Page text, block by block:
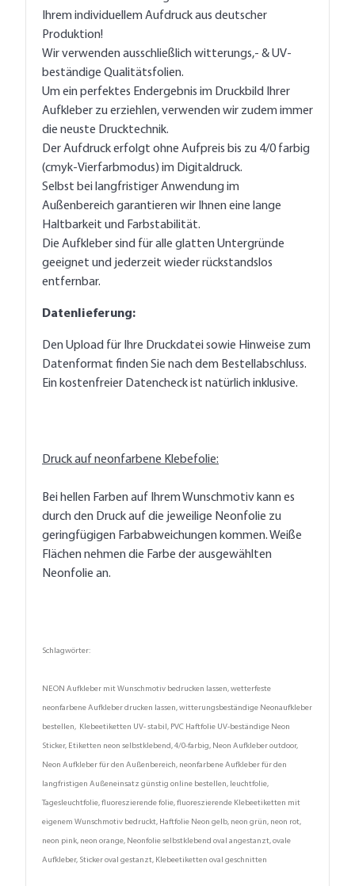
Ihrem individuellem Aufdruck aus deutscher
Produktion!
Wir verwenden ausschließlich witterungs,- & UV-
beständige Qualitätsfolien.
Um ein perfektes Endergebnis im Druckbild Ihrer
Aufkleber zu erziehlen, verwenden wir zudem immer
die neuste Drucktechnik.
Der Aufdruck erfolgt ohne Aufpreis bis zu 4/0 farbig
(cmyk-Vierfarbmodus) im Digitaldruck.
Selbst bei langfristiger Anwendung im
Außenbereich garantieren wir Ihnen eine lange
Haltbarkeit und Farbstabilität.
Die Aufkleber sind für alle glatten Untergründe
geeignet und jederzeit wieder rückstandslos
entfernbar.
Datenlieferung:
Den Upload für Ihre Druckdatei sowie Hinweise zum
Datenformat finden Sie nach dem Bestellabschluss.
Ein kostenfreier Datencheck ist natürlich inklusive.
Druck auf neonfarbene Klebefolie:
Bei hellen Farben auf Ihrem Wunschmotiv kann es
durch den Druck auf die jeweilige Neonfolie zu
geringfügigen Farbabweichungen kommen. Weiße
Flächen nehmen die Farbe der ausgewählten
Neonfolie an.
Schlagwörter:
NEON Aufkleber mit Wunschmotiv bedrucken lassen, wetterfeste
neonfarbene Aufkleber drucken lassen, witterungsbeständige Neonaufkleber
bestellen, Klebeetiketten UV- stabil, PVC Haftfolie UV-beständige Neon
Sticker, Etiketten neon selbstklebend, 4/0-farbig, Neon Aufkleber outdoor,
Neon Aufkleber für den Außenbereich, neonfarbene Aufkleber für den
langfristigen Außeneinsatz günstig online bestellen, leuchtfolie,
Tagesleuchtfolie, fluoreszierende folie, fluoreszierende Klebeetiketten mit
eigenem Wunschmotiv bedruckt, Haftfolie Neon gelb, neon grün, neon rot,
neon pink, neon orange, Neonfolie selbstklebend oval angestanzt, ovale
Aufkleber, Sticker oval gestanzt, Klebeetiketten oval geschnitten